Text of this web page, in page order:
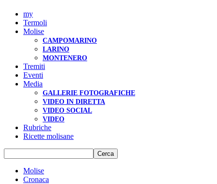
my
Termoli
Molise
CAMPOMARINO
LARINO
MONTENERO
Tremiti
Eventi
Media
GALLERIE FOTOGRAFICHE
VIDEO IN DIRETTA
VIDEO SOCIAL
VIDEO
Rubriche
Ricette molisane
Molise
Cronaca